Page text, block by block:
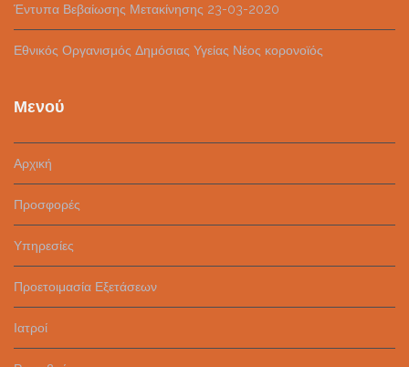
Έντυπα Βεβαίωσης Μετακίνησης 23-03-2020
Εθνικός Οργανισμός Δημόσιας Υγείας Νέος κορονοϊός
Μενού
Αρχική
Προσφορές
Υπηρεσίες
Προετοιμασία Εξετάσεων
Ιατροί